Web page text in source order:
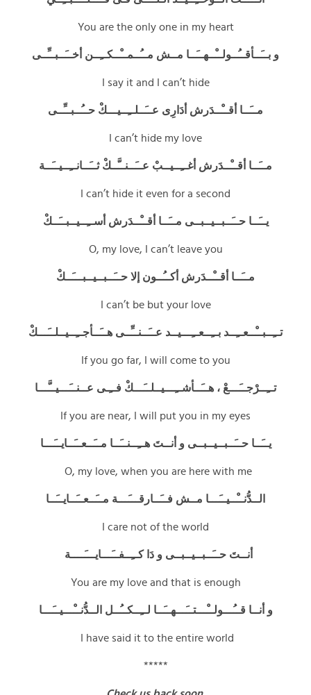
You are the only one in my heart
و بــَــأقــُــولــْــهــَــا مــش مــُــمــْــكــِــن أخــَــبــِّــى
I say it and I can’t hide
مــَــا أقــْــدَرش أدَارِى عــَــلــِــيـــكْ حــُــبــِّــى
I can’t hide my love
مــَــا أقــْــدَرش أغــِــيــبْ عــَــنــَّــكْ ثــَــانــِــيــَــة
I can’t hide it even for a second
يــَــا حــَــبــيــبــى مــَــا أقــْــدَرش أســِــيــبــَــكْ
O, my love, I can’t leave you
مــَــا أقــْــدَرش أكــُــون إلا حــَــبــيــبـــَــكْ
I can’t be but your love
تــِــبــْــعــِــد بــِــعــِـــيــد عــَــنــِّــى هــَــأجــِــيــلــَـــكْ
If you go far, I will come to you
تــِــرْجــَـــعْ ، هــَــأشــِـــيــلــَـــكْ فــِـى عــنــَـــيــَّـــا
If you are near, I will put you in my eyes
يــَــا حــَــبــيــبــى و أنــتَ هــِــنــَــا مــَــعــَــايــَـــا
O, my love, when you are here with me
الــدُّنــْــيــَـــا مــش فــَــارقـــَـــة مــَــعــَــايــَــا
I care not of the world
أنــتَ حــَــبــيــبــى و دَا كــِــفــَـــايـــَــــة
You are my love and that is enough
و أنــا قــُـــولــْـــتــَـــهــَــا لــِــكــُــل الــدُّنــْـــيــَـــا
I have said it to the entire world
*****